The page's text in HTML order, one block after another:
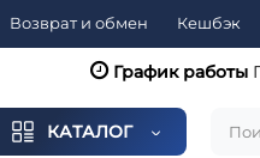
Возврат и обмен Кешбэк
КАТАЛОГ
График работы